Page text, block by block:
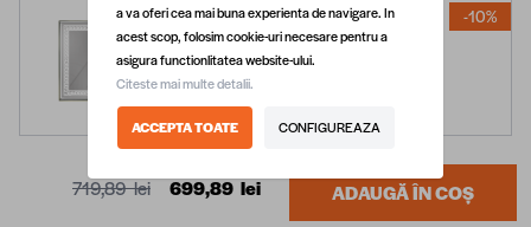
Oglinda baie cu LED si buton
touch L-1026, 60x80 cm
199,99 lei
-10%
719,89 lei 699,89 lei ADAUGĂ ÎN COȘ
a va oferi cea mai buna experienta de navigare. In
acest scop, folosim cookie-uri necesare pentru a
asigura functionlitatea website-ului.
Citeste mai multe detalii.
ACCEPTA TOATE CONFIGUREAZA